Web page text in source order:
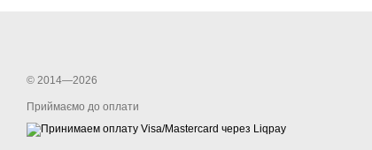
© 2014—2026
Приймаємо до оплати